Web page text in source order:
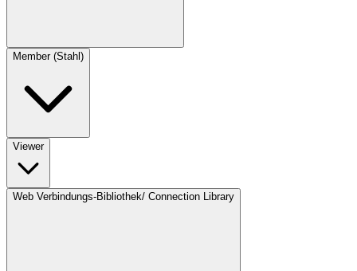
Member (Stahl)
Viewer
Web Verbindungs-Bibliothek/ Connection Library